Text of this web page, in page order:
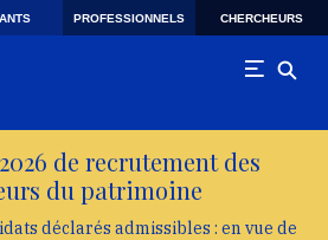
PROFESSIONNELS CHERCHEURS
de recrutement des
du patrimoine
déclarés admissibles : en vue de